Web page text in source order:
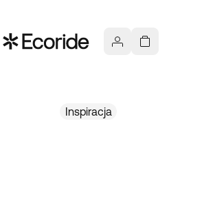
Inspiracja